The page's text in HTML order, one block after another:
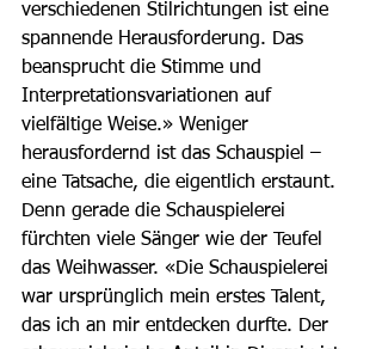
verschiedenen Stilrichtungen ist eine
spannende Herausforderung. Das
beansprucht die Stimme und
Interpretationsvariationen auf
vielfältige Weise.» Weniger
herausfordernd ist das Schauspiel –
eine Tatsache, die eigentlich erstaunt.
Denn gerade die Schauspielerei
fürchten viele Sänger wie der Teufel
das Weihwasser. «Die Schauspielerei
war ursprünglich mein erstes Talent,
das ich an mir entdecken durfte. Der